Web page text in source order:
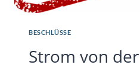
BESCHLÜSSE
Strom von